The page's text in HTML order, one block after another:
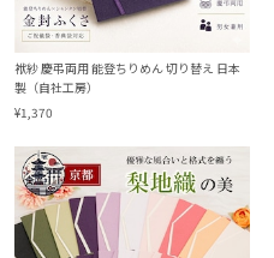
袱紗 慶弔両用 能登ちりめん 切り替え 日本
製（自社工房）
¥1,370